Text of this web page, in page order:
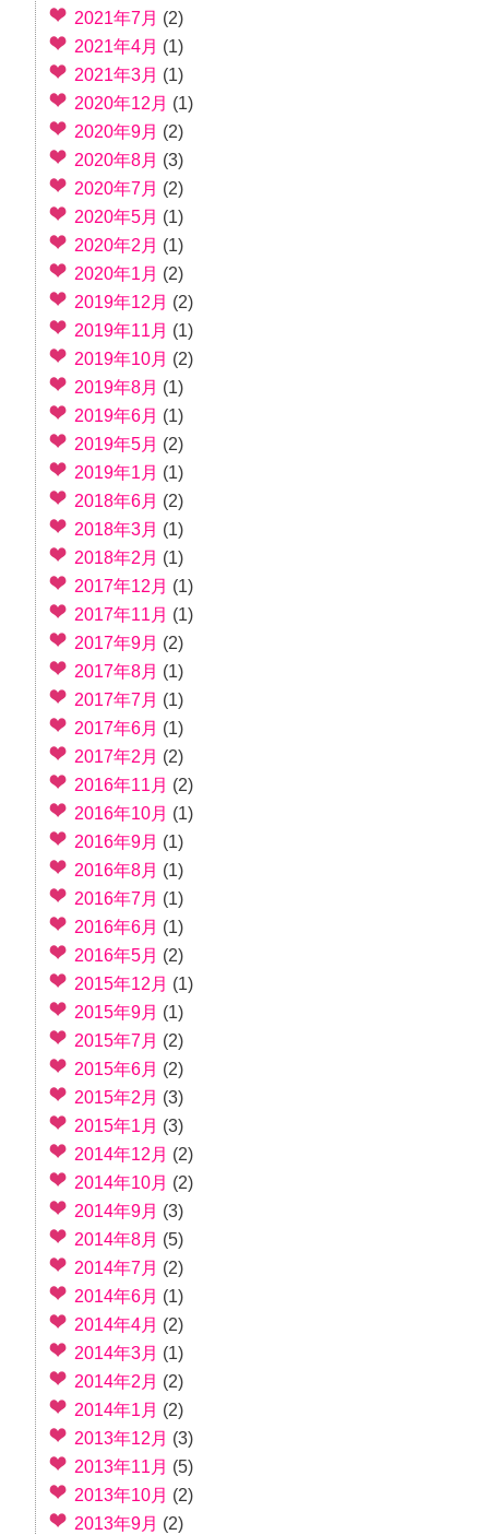
2021年7月 (2)
2021年4月 (1)
2021年3月 (1)
2020年12月 (1)
2020年9月 (2)
2020年8月 (3)
2020年7月 (2)
2020年5月 (1)
2020年2月 (1)
2020年1月 (2)
2019年12月 (2)
2019年11月 (1)
2019年10月 (2)
2019年8月 (1)
2019年6月 (1)
2019年5月 (2)
2019年1月 (1)
2018年6月 (2)
2018年3月 (1)
2018年2月 (1)
2017年12月 (1)
2017年11月 (1)
2017年9月 (2)
2017年8月 (1)
2017年7月 (1)
2017年6月 (1)
2017年2月 (2)
2016年11月 (2)
2016年10月 (1)
2016年9月 (1)
2016年8月 (1)
2016年7月 (1)
2016年6月 (1)
2016年5月 (2)
2015年12月 (1)
2015年9月 (1)
2015年7月 (2)
2015年6月 (2)
2015年2月 (3)
2015年1月 (3)
2014年12月 (2)
2014年10月 (2)
2014年9月 (3)
2014年8月 (5)
2014年7月 (2)
2014年6月 (1)
2014年4月 (2)
2014年3月 (1)
2014年2月 (2)
2014年1月 (2)
2013年12月 (3)
2013年11月 (5)
2013年10月 (2)
2013年9月 (2)